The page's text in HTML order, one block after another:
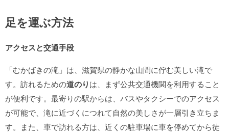
足を運ぶ方法
アクセスと交通手段
「むかばきの滝」は、滋賀県の静かな山間に佇む美しい滝で
す。訪れるための道のりは、まず公共交通機関を利用すること
が便利です。最寄りの駅からは、バスやタクシーでのアクセス
が可能で、滝に近づくにつれて自然の美しさが一層引き立ちま
す。また、車で訪れる方は、近くの駐車場に車を停めてから徒